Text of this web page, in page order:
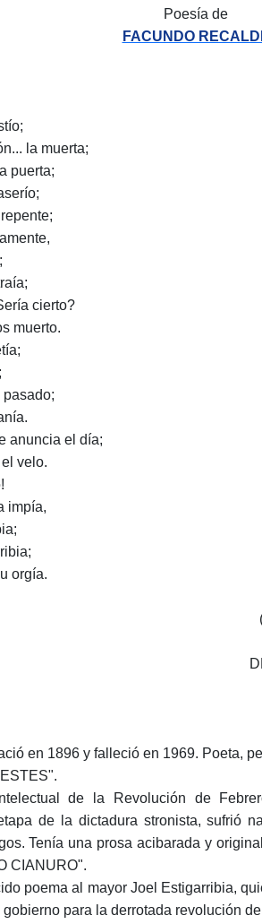
Poesía de
FACUNDO
la muerta;
puerta;
cierto?
muerto.
anuncia el día;
velo.
impía,
orgía.
en 1896 y falleció en 1969. Poeta,
de la Revolución de
de la dictadura stronista, sufrió
Tenía una prosa acibarada y
CIANURO".
poema al mayor Joel Estigarribia,
para la derrotada revolución